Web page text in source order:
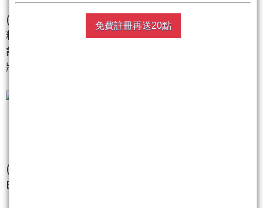
(2)去年三大事業部POS、KIOSK、IPC受限於零組件缺
料、貨櫃難求，使得出貨量僅達訂單量約70%，遞延
訂單已排到Q2，加上持續接獲新訂單，預計今年營收
將成長15%以上，創歷史新高，獲利可望同步成長
(1)預計2021年營收將突破30億，創歷史新高，稅後
EPS達9元，大幅優於2020年的6.23元
免費註冊再送20點